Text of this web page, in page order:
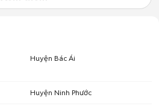
Huyện Bác Ái
Huyện Ninh Phước